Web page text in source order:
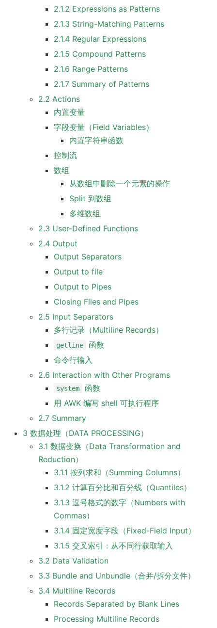
2.1.2 Expressions as Patterns
2.1.3 String-Matching Patterns
2.1.4 Regular Expressions
2.1.5 Compound Patterns
2.1.6 Range Patterns
2.1.7 Summary of Patterns
2.2 Actions
内置变量
字段变量（Field Variables）
内置字符串函数
控制流
数组
从数组中删除一个元素的操作
Split 到数组
多维数组
2.3 User-Defined Functions
2.4 Output
Output Separators
Output to file
Output to Pipes
Closing Flies and Pipes
2.5 Input Separators
多行记录（Multiline Records）
getline
函数
命令行输入
2.6 Interaction with Other Programs
system
函数
用 AWK 编写 shell 可执行程序
2.7 Summary
3 数据处理（DATA PROCESSING）
3.1 数据变换（Data Transformation and
Reduction）
3.1.1 按列求和（Summing Columns）
3.1.2 计算百分比和百分线（Quantiles）
3.1.3 逗号格式的数字（Numbers with
Commas）
3.1.4 固定宽度字段（Fixed-Field Input）
3.1.5 交叉索引：从不同行获取输入
3.2 Data Validation
3.3 Bundle and Unbundle（合并/拆分文件）
3.4 Multiline Records
Records Separated by Blank Lines
Processing Multiline Records